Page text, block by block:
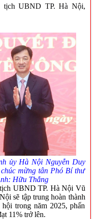
tịch UBND TP. Hà Nội,
ủy Hà Nội Nguyễn Duy
mừng tân Phó Bí thư
Hữu Thắng
UBND TP. Hà Nội Vũ
sẽ tập trung hoàn thành
trong năm 2025, phấn
11% trở lên.